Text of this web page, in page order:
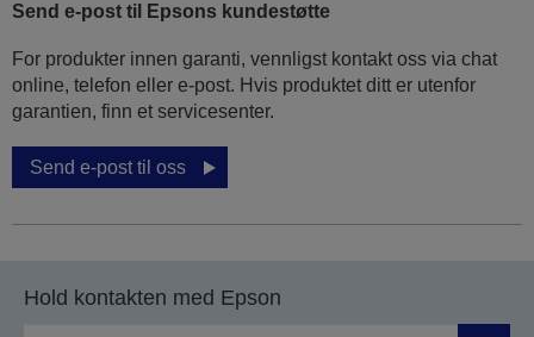
Send e-post til Epsons kundestøtte
For produkter innen garanti, vennligst kontakt oss via chat
online, telefon eller e-post. Hvis produktet ditt er utenfor
garantien, finn et servicesenter.
Send e-post til oss
Hold kontakten med Epson